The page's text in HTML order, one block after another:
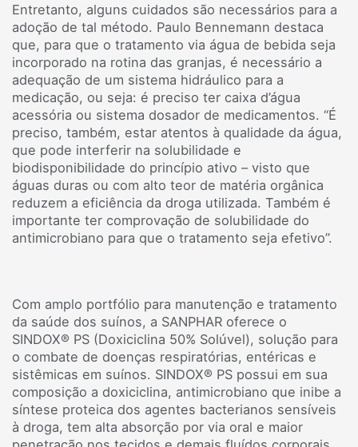
Entretanto, alguns cuidados são necessários para a
adoção de tal método. Paulo Bennemann destaca
que, para que o tratamento via água de bebida seja
incorporado na rotina das granjas, é necessário a
adequação de um sistema hidráulico para a
medicação, ou seja: é preciso ter caixa d’água
acessória ou sistema dosador de medicamentos. “É
preciso, também, estar atentos à qualidade da água,
que pode interferir na solubilidade e
biodisponibilidade do princípio ativo – visto que
águas duras ou com alto teor de matéria orgânica
reduzem a eficiência da droga utilizada. Também é
importante ter comprovação de solubilidade do
antimicrobiano para que o tratamento seja efetivo”.
Com amplo portfólio para manutenção e tratamento
da saúde dos suínos, a SANPHAR oferece o
SINDOX® PS (Doxiciclina 50% Solúvel), solução para
o combate de doenças respiratórias, entéricas e
sistêmicas em suínos. SINDOX® PS possui em sua
composição a doxiciclina, antimicrobiano que inibe a
síntese proteica dos agentes bacterianos sensíveis
à droga, tem alta absorção por via oral e maior